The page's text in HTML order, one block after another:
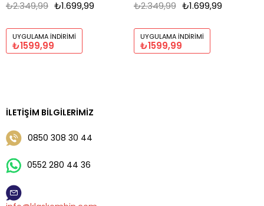
₺1.699,99
₺2.349,99
UYGULAMA İNDIRIMI
₺1599,99
₺1.699,99
₺2.349,99
UYGULAMA İNDIRIMI
₺1599,99
İLETIŞIM BILGILERIMIZ
0850 308 30 44
0552 280 44 36